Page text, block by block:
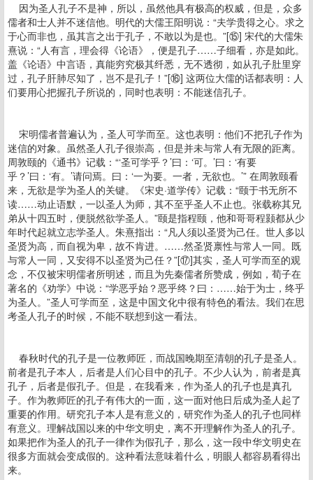
因为圣人孔子不是神，所以，虽然他具有极高的权威，但是，众多
儒者和士人并不迷信他。明代的大儒王阳明说：“夫学贵得之心。求之
于心而非也，虽其言之出于孔子，不敢以为是也。”[⑮] 宋代的大儒朱
熹说：“人有言，理会得《论语》，便是孔子……子细看，亦是如此。
盖《论语》中言语，真能穷究极其纤悉，无不透彻，如从孔子肚里穿
过，孔子肝肺尽知了，岂不是孔子！”[⑯] 这两位大儒的话都表明：人
们要用心把握孔子所说的，同时也表明：不能迷信孔子。
宋明儒者普遍认为，圣人可学而至。这也表明：他们不把孔子作为
迷信的对象。虽然圣人孔子很崇高，但是并未与常人有无限的距离。
周敦颐的《通书》记载：“‘圣可学乎？’曰：‘可。’曰：‘有要
乎？’曰：‘有。’请问焉。曰：‘一为要。一者，无欲也。’” 在周敦颐看
来，无欲是学为圣人的关键。《宋史·道学传》记载：“颐于书无所不
读……动止语默，一以圣人为师，其不至乎圣人不止也。张载称其兄
弟从十四五时，便脱然欲学圣人。”颐是指程颐，他和哥哥程颢都从少
年时代起就立志学圣人。朱熹指出：“凡人须以圣贤为己任。世人多以
圣贤为高，而自视为卑，故不肯进。……然圣贤禀性与常人一同。既
与常人一同，又安得不以圣贤为己任？”[⑰]其实，圣人可学而至的观
念，不仅被宋明儒者所明述，而且为先秦儒者所赞成，例如，荀子在
著名的《劝学》中说：“学恶乎始？恶乎终？曰：……始于为士，终乎
为圣人。”圣人可学而至，这是中国文化中很有特色的看法。我们在思
考圣人孔子的时候，不能不联想到这一看法。
春秋时代的孔子是一位教师匠，而战国晚期至清朝的孔子是圣人。
前者是孔子本人，后者是人们心目中的孔子。不少人认为，前者是真
孔子，后者是假孔子。但是，在我看来，作为圣人的孔子也是真孔
子。作为教师匠的孔子有伟大的一面，这一面对他日后成为圣人起了
重要的作用。研究孔子本人是有意义的，研究作为圣人的孔子也同样
有意义。理解战国以来的中华文明史，离不开理解作为圣人的孔子。
如果把作为圣人的孔子一律作为假孔子，那么，这一段中华文明史在
很多方面就会变成假的。这种看法意味着什么，明眼人都容易看得出
来。